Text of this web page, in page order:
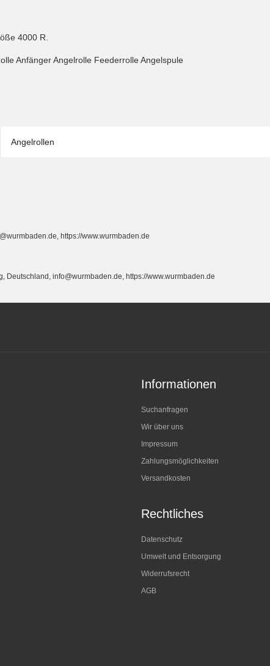
Angelrollen
4000 R.
Anfänger Angelrolle Feederrolle Angelspule
https://www.wurmbaden.de
Deutschland, info@wurmbaden.de, https://www.wurmbaden.de
Informationen
Suchanfragen
Wir über uns
Impressum
Zahlungsmöglichkeiten
Versandkosten
Rechtliches
Datenschutz
Umwelt und Entsorgung
Widerrufsrecht
AGB